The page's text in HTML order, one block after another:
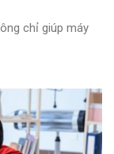
chỉ giúp máy